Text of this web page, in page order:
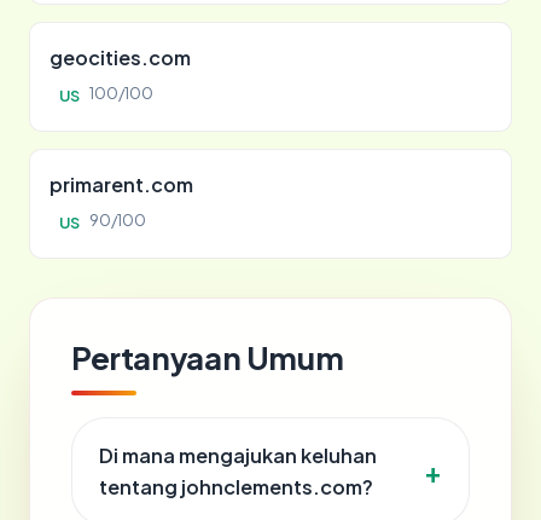
geocities.com
US 100/100
primarent.com
US 90/100
Pertanyaan Umum
Di mana mengajukan keluhan
tentang johnclements.com?